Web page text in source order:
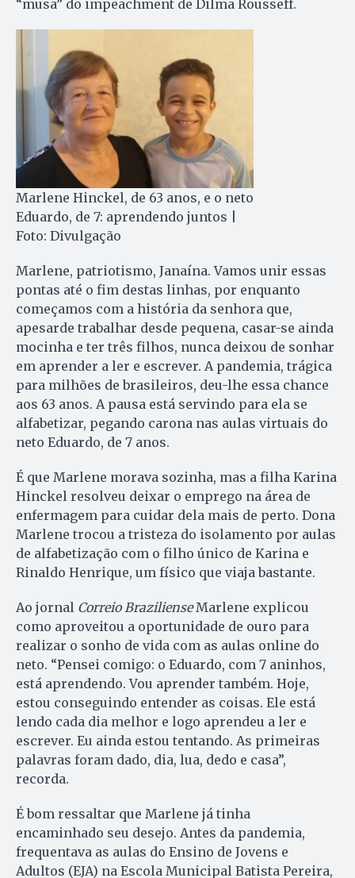
“musa” do impeachment de Dilma Rousseff.
Marlene Hinckel, de 63 anos, e o neto
Eduardo, de 7: aprendendo juntos |
Foto: Divulgação
Marlene, patriotismo, Janaína. Vamos unir essas
pontas até o fim destas linhas, por enquanto
começamos com a história da senhora que,
apesarde trabalhar desde pequena, casar-se ainda
mocinha e ter três filhos, nunca deixou de sonhar
em aprender a ler e escrever. A pandemia, trágica
para milhões de brasileiros, deu-lhe essa chance
aos 63 anos. A pausa está servindo para ela se
alfabetizar, pegando carona nas aulas virtuais do
neto Eduardo, de 7 anos.
É que Marlene morava sozinha, mas a filha Karina
Hinckel resolveu deixar o emprego na área de
enfermagem para cuidar dela mais de perto. Dona
Marlene trocou a tristeza do isolamento por aulas
de alfabetização com o filho único de Karina e
Rinaldo Henrique, um físico que viaja bastante.
Ao jornal Correio BrazilienseMarlene explicou
como aproveitou a oportunidade de ouro para
realizar o sonho de vida com as aulas online do
neto. “Pensei comigo: o Eduardo, com 7 aninhos,
está aprendendo. Vou aprender também. Hoje,
estou conseguindo entender as coisas. Ele está
lendo cada dia melhor e logo aprendeu a ler e
escrever. Eu ainda estou tentando. As primeiras
palavras foram dado, dia, lua, dedo e casa”,
recorda.
É bom ressaltar que Marlene já tinha
encaminhado seu desejo. Antes da pandemia,
frequentava as aulas do Ensino de Jovens e
Adultos (EJA) na Escola Municipal Batista Pereira,